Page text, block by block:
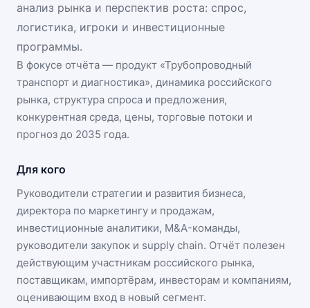
анализ рынка и перспектив роста: спрос,
логистика, игроки и инвестиционные
программы.
В фокусе отчёта — продукт «Трубопроводный
транспорт и диагностика», динамика российского
рынка, структура спроса и предложения,
конкурентная среда, цены, торговые потоки и
прогноз до 2035 года.
Для кого
Руководители стратегии и развития бизнеса,
директора по маркетингу и продажам,
инвестиционные аналитики, M&A-команды,
руководители закупок и supply chain. Отчёт полезен
действующим участникам российского рынка,
поставщикам, импортёрам, инвесторам и компаниям,
оценивающим вход в новый сегмент.